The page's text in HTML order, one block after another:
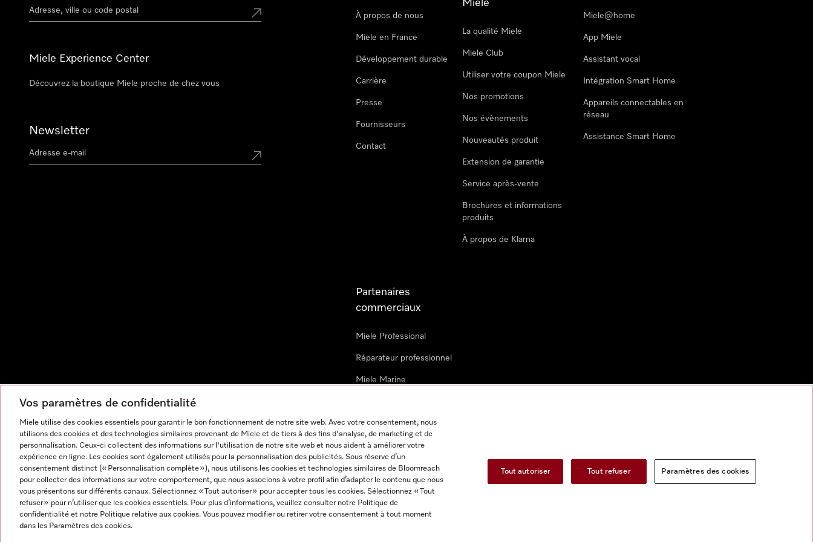
Miele Experience Center
Découvrez la boutique Miele proche de chez vous
Newsletter
À propos de nous
Miele en France
Développement durable
Carrière
Presse
Fournisseurs
Contact
Miele
La qualité Miele
Miele Club
Utiliser votre coupon Miele
Nos promotions
Nos évènements
Nouveautés produit
Extension de garantie
Service après-vente
Brochures et informations
produits
À propos de Klarna
Miele@home
App Miele
Assistant vocal
Intégration Smart Home
Appareils connectables en
réseau
Assistance Smart Home
Partenaires
commerciaux
Miele Professional
Réparateur professionnel
Miele Marine
Revendeurs
Mentions légales CGV Protection des données Conditions d'utilisation Déclaration d'accessibilité
Paramètres des cookies
Vos paramètres de confidentialité
Miele utilise des cookies essentiels pour garantir le bon fonctionnement de notre site web. Avec votre consentement, nous
utilisons des cookies et des technologies similaires provenant de Miele et de tiers à des fins d'analyse, de marketing et de
personnalisation. Ceux-ci collectent des informations sur l'utilisation de notre site web et nous aident à améliorer votre
expérience en ligne. Les cookies sont également utilisés pour la personnalisation des publicités. Sous réserve d’un
consentement distinct (« Personnalisation complète »), nous utilisons les cookies et technologies similaires de Bloomreach
pour collecter des informations sur votre comportement, que nous associons à votre profil afin d’adapter le contenu que nous
vous présentons sur différents canaux. Sélectionnez « Tout autoriser » pour accepter tous les cookies. Sélectionnez « Tout
refuser » pour n’utiliser que les cookies essentiels. Pour plus d’informations, veuillez consulter notre Politique de
confidentialité et notre Politique relative aux cookies. Vous pouvez modifier ou retirer votre consentement à tout moment
dans les Paramètres des cookies.
Tout autoriser Tout refuser Paramètres des cookies